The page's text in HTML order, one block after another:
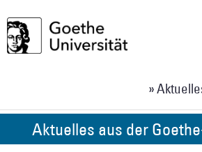
»
Aktuelles aus der